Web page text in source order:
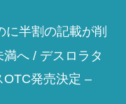
に半割の記載が削
へ / デスロラタ
OTC発売決定 –